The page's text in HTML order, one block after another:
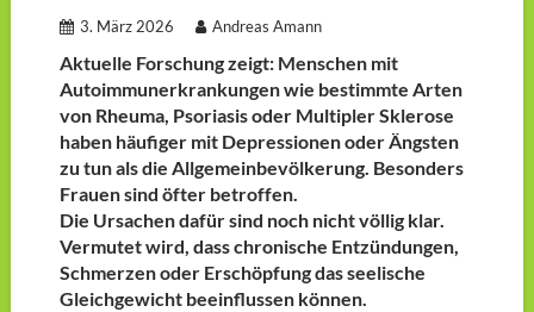
3. März 2026 Andreas Amann
Aktuelle Forschung zeigt: Menschen mit
Autoimmunerkrankungen wie bestimmte Arten
von Rheuma, Psoriasis oder Multipler Sklerose
haben häufiger mit Depressionen oder Ängsten
zu tun als die Allgemeinbevölkerung. Besonders
Frauen sind öfter betroffen.
Die Ursachen dafür sind noch nicht völlig klar.
Vermutet wird, dass chronische Entzündungen,
Schmerzen oder Erschöpfung das seelische
Gleichgewicht beeinflussen können.